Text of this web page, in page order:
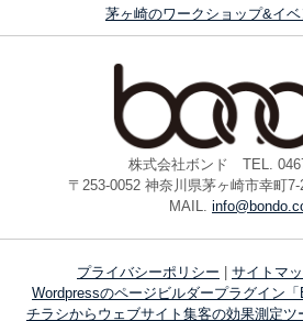
茅ヶ崎のワークショップ&イ
株式会社ボンド TEL.
〒253-0052 神奈川県茅ヶ崎市幸町
MAIL.
プライバシーポリシー サイトマ
Wordpressのページビルダープラグイン
チラシからウェブサイト集客の効果測定ツ